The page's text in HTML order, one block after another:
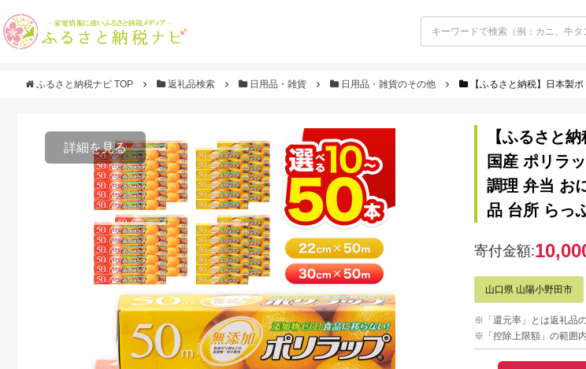
ふるさと納税ナビ TOP 返礼品検索 日用品・雑貨 日用品・雑貨のその他 【ふるさと納税】日本製ポリラップ 詰合せ 計10本
詳細を見る
【ふるさと
国産 ポリラ
調理 弁当 お
品 台所 らっ
寄付金額:
山口県 山陽小野田市
※「還元率」とは返礼品
※「控除上限額」の範囲